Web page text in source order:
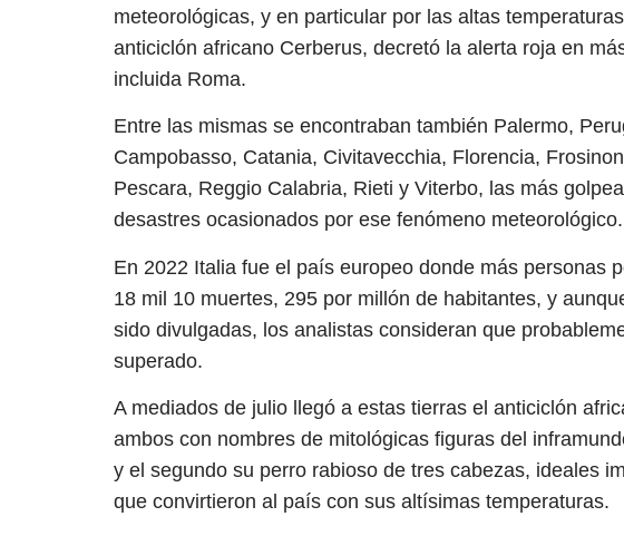
meteorológicas, y en particular por las altas
anticiclón africano Cerberus, decretó la alerta roja en
incluida Roma.
Entre las mismas se encontraban también Palermo,
Campobasso, Catania, Civitavecchia, Florencia,
Pescara, Reggio Calabria, Rieti y Viterbo, las más
desastres ocasionados por ese fenómeno meteorológico.
En 2022 Italia fue el país europeo donde más personas
18 mil 10 muertes, 295 por millón de habitantes, y
sido divulgadas, los analistas consideran que
superado.
A mediados de julio llegó a estas tierras el anticiclón
ambos con nombres de mitológicas figuras del
y el segundo su perro rabioso de tres cabezas, ideales
que convirtieron al país con sus altísimas temperaturas.